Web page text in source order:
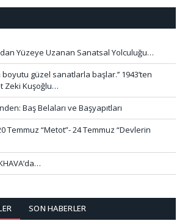
Yüzeye Uzanan Sanatsal Yolculuğu…
boyutu güzel sanatlarla başlar.’’ 1943’ten
Zeki Kuşoğlu…
Baş Belaları ve Başyapıtları
Temmuz “Metot”- 24 Temmuz “Devlerin
SON HABERLER